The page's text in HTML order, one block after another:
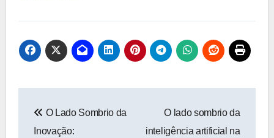
de
O Lado Sombrio da
Inovação:
O lado sombrio da
inteligência artificial na